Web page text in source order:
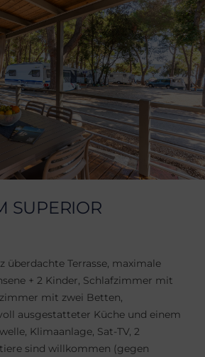
SUPERIOR
überdachte Terrasse, maximale
+ 2 Kinder, Schlafzimmer mit
mit zwei Betten,
ausgestatteter Küche und einem
Klimaanlage, Sat-TV, 2
sind willkommen (gegen